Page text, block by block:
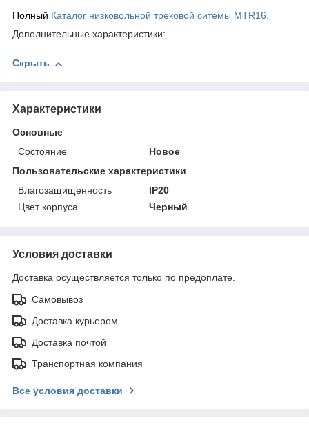
Полный Каталог низковольной трековой ситемы MTR16.
Дополнительные характеристики:
Скрыть
Характеристики
Основные
Состояние
Новое
Пользовательские характеристики
Влагозащищенность
IP20
Цвет корпуса
Черный
Условия доставки
Доставка осуществляется только по предоплате.
Самовывоз
Доставка курьером
Доставка почтой
Транспортная компания
Все условия доставки